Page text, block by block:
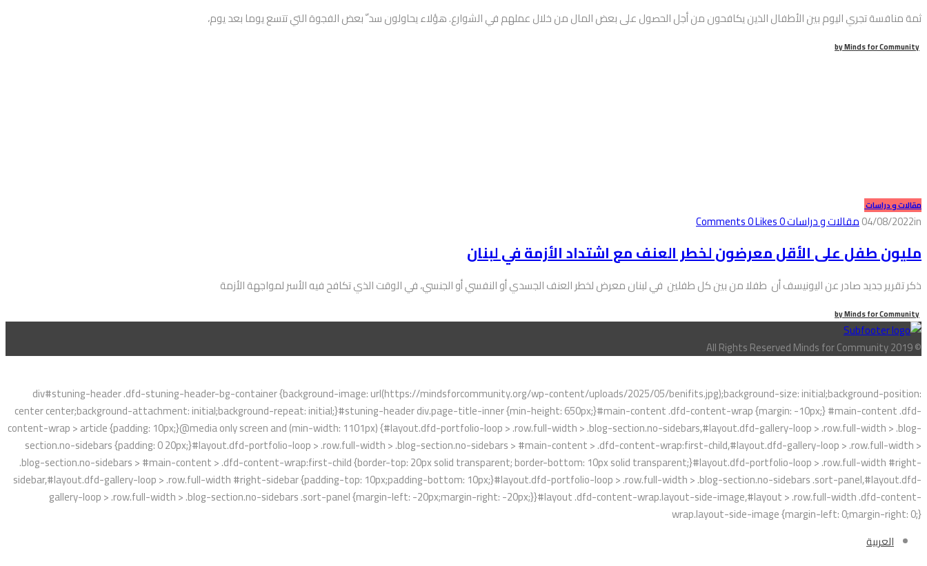
ثمة منافسة تجري اليوم بين الأطفال الذين يكافحون من أجل الحصول على بعض المال من خلال عملهم في الشوارع. هؤلاء يحاولون سد ّ بعض الفجوة التي تتسع يوما بعد يوم،
byMinds for Community
مقالات و دراسات
04/08/2022in مقالات و دراسات0
Comments
0Likes
مليون طفل على الأقل معرضون لخطر العنف مع اشتداد الأزمة في لبنان
ذكر تقرير جديد صادر عن اليونيسف أن طفلا من بين كل طفلين في لبنان معرض لخطر العنف الجسدي أو النفسي أو الجنسي، في الوقت الذي تكافح فيه الأسر لمواجهة الأزمة
byMinds for Community
© All Rights Reserved Minds for Community 2019
div#stuning-header .dfd-stuning-header-bg-container {background-image: url(https://mindsforcommunity.org/wp-content/uploads/2025/05/benifits.jpg);background-size: initial;background-position:
center center;background-attachment: initial;background-repeat: initial;}#stuning-header div.page-title-inner {min-height: 650px;}#main-content .dfd-content-wrap {margin: -10px;} #main-content .dfd-
content-wrap > article {padding: 10px;}@media only screen and (min-width: 1101px) {#layout.dfd-portfolio-loop > .row.full-width > .blog-section.no-sidebars,#layout.dfd-gallery-loop > .row.full-width > .blog-
section.no-sidebars {padding: 0 20px;}#layout.dfd-portfolio-loop > .row.full-width > .blog-section.no-sidebars > #main-content > .dfd-content-wrap:first-child,#layout.dfd-gallery-loop > .row.full-width >
.blog-section.no-sidebars > #main-content > .dfd-content-wrap:first-child {border-top: 20px solid transparent; border-bottom: 10px solid transparent;}#layout.dfd-portfolio-loop > .row.full-width #right-
sidebar,#layout.dfd-gallery-loop > .row.full-width #right-sidebar {padding-top: 10px;padding-bottom: 10px;}#layout.dfd-portfolio-loop > .row.full-width > .blog-section.no-sidebars .sort-panel,#layout.dfd-
gallery-loop > .row.full-width > .blog-section.no-sidebars .sort-panel {margin-left: -20px;margin-right: -20px;}}#layout .dfd-content-wrap.layout-side-image,#layout > .row.full-width .dfd-content-
wrap.layout-side-image {margin-left: 0;margin-right: 0;}
العربية